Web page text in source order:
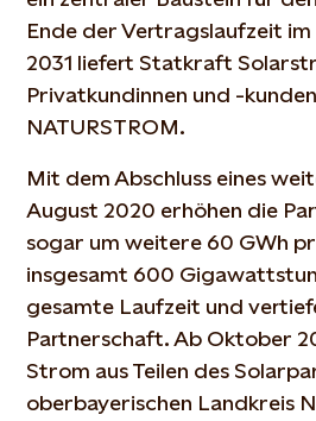
Ende der Vertragslaufzeit
2031 liefert Statkraft
Privatkundinnen und -
NATURSTROM.
Mit dem Abschluss eines
August 2020 erhöhen die
sogar um weitere 60 GWh
insgesamt 600
gesamte Laufzeit und
Partnerschaft. Ab Oktober
Strom aus Teilen des
oberbayerischen Landkreis